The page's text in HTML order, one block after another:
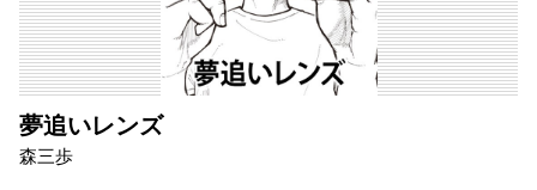
夢追いレンズ
森三歩